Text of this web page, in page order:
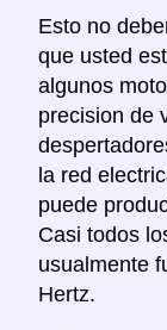
Esto no
que usted
algunos
precision de
la red
puede
Casi todos
usualmente
Hertz.